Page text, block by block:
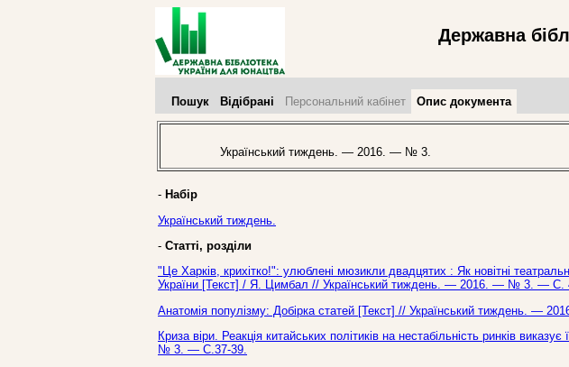
Державна
Пошук Відібрані Персональний кабінет Опис документа
Український тиждень. — 2016. — № 3.
- Набір
Український тиждень.
- Статті, розділи
"Це Харків, крихітко!": улюблені мюзикли двадцятих : Як новітні
України [Текст] / Я. Цимбал // Український тиждень. — 2016. — № 3. — С.
Анатомія популізму: Добірка статей [Текст] // Український тиждень. —
Криза віри. Реакція китайських політиків на нестабільність ринків
№ 3. — С.37-39.